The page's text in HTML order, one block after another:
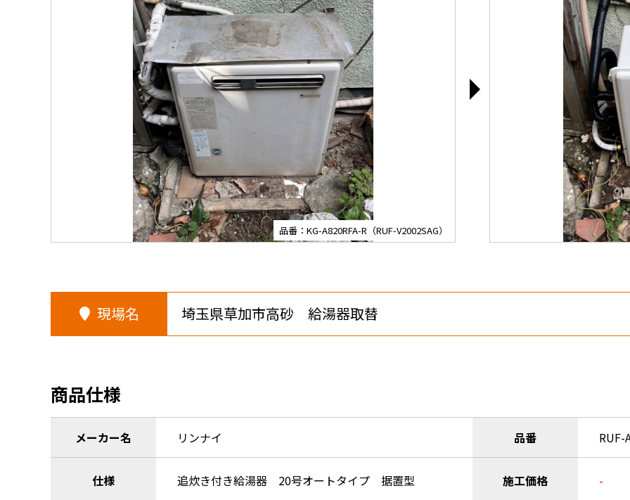
品番：KG-A820RFA-R（RUF-V2002SAG）
現場名 埼玉県草加市高砂 給湯器取替
商品仕様
メーカー名 リンナイ 品番 RUF-
仕様 追炊き付き給湯器 20号オートタイプ 据置型 施工価格 -